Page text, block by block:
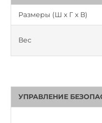
Размеры (Ш x Г x В)
Вес
УПРАВЛЕНИЕ